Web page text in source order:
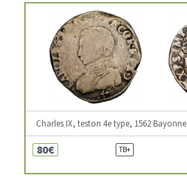
Charles IX, teston 4e type, 1562 Bayonne
80€ TB+